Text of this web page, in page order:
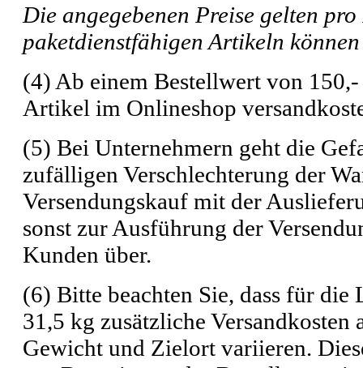
Die angegebenen Preise gelten
paketdienstfähigen Artikeln
(4) Ab einem Bestellwert von
Artikel im Onlineshop
(5) Bei Unternehmern geht die
zufälligen Verschlechterung der
Versendungskauf mit der
sonst zur Ausführung der
Kunden über.
(6) Bitte beachten Sie, dass für
31,5 kg zusätzliche
Gewicht und Zielort variieren.